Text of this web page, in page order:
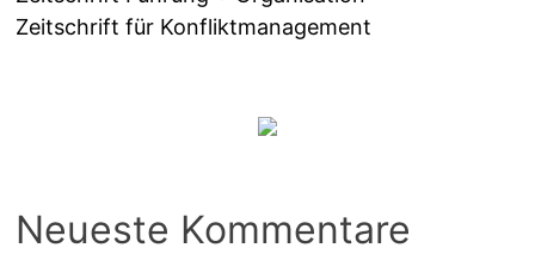
Zeitschrift für Konfliktmanagement
Neueste Kommentare